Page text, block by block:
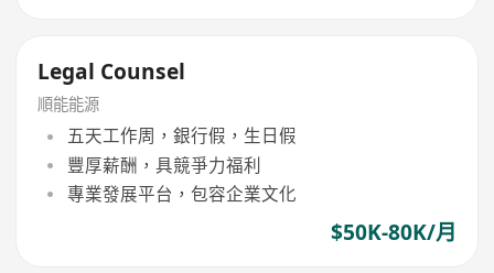
Legal Counsel
順能能源
五天工作周，銀行假，生日假
豐厚薪酬，具競爭力福利
專業發展平台，包容企業文化
$50K-80K/月